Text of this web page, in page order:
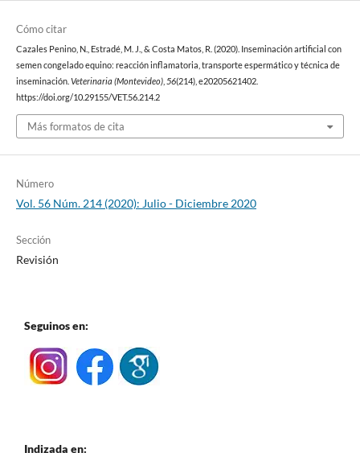
Cómo citar
Cazales Penino, N., Estradé, M. J., & Costa Matos, R. (2020). Inseminación artificial con
semen congelado equino: reacción inflamatoria, transporte espermático y técnica de
inseminación. Veterinaria (Montevideo), 56(214), e20205621402.
https://doi.org/10.29155/VET.56.214.2
Más formatos de cita
Número
Vol. 56 Núm. 214 (2020): Julio - Diciembre 2020
Sección
Revisión
Seguinos en:
Indizada en: